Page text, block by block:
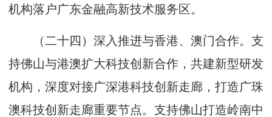
机构落户广东金融高新技术服务区。
（二十四）深入推进与香港、澳门合作。支
持佛山与港澳扩大科技创新合作，共建新型研发
机构，深度对接广深港科技创新走廊，打造广珠
澳科技创新走廊重要节点。支持佛山打造岭南中